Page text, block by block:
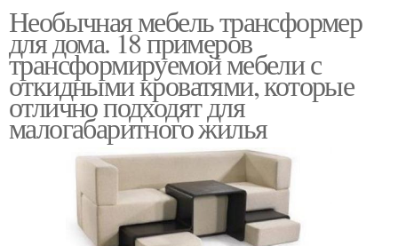
Необычная мебель трансформер
для дома. 18 примеров
трансформируемой мебели с
откидными кроватями, которые
отлично подходят для
малогабаритного жилья